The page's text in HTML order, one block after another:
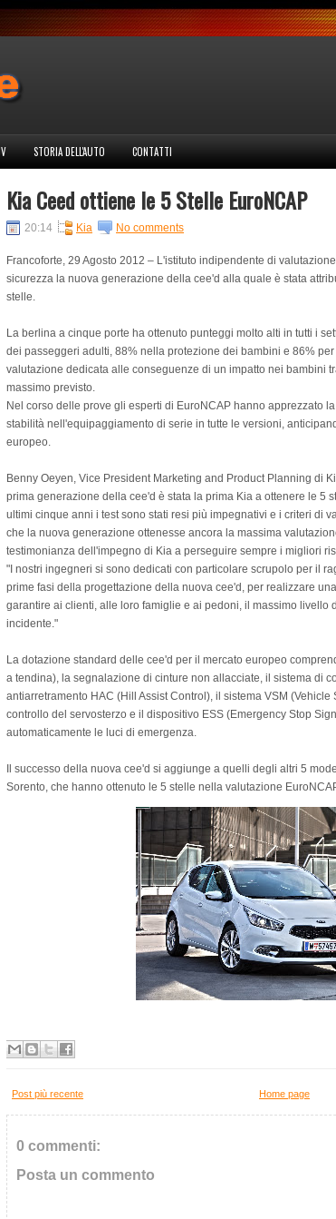
STORIA DELL'AUTO CONTATTI
Kia Ceed ottiene le 5 Stelle EuroNCAP
20:14 Kia No comments
Francoforte, 29 Agosto 2012 – L'istituto indipendente di
sicurezza la nuova generazione della cee'd alla quale è stata
stelle.
La berlina a cinque porte ha ottenuto punteggi molto alti in tutti i
dei passeggeri adulti, 88% nella protezione dei bambini e 86%
valutazione dedicata alle conseguenze di un impatto nei bambini
massimo previsto.
Nel corso delle prove gli esperti di EuroNCAP hanno apprezzato
stabilità nell'equipaggiamento di serie in tutte le versioni,
europeo.
Benny Oeyen, Vice President Marketing and Product Planning di
prima generazione della cee'd è stata la prima Kia a ottenere le 5
ultimi cinque anni i test sono stati resi più impegnativi e i criteri di
che la nuova generazione ottenesse ancora la massima
testimonianza dell'impegno di Kia a perseguire sempre i migliori
"I nostri ingegneri si sono dedicati con particolare scrupolo per il
prime fasi della progettazione della nuova cee'd, per realizzare
garantire ai clienti, alle loro famiglie e ai pedoni, il massimo livello
incidente."
La dotazione standard delle cee'd per il mercato europeo
a tendina), la segnalazione di cinture non allacciate, il sistema di
antiarretramento HAC (Hill Assist Control), il sistema VSM (Vehicle
controllo del servosterzo e il dispositivo ESS (Emergency Stop
automaticamente le luci di emergenza.
Il successo della nuova cee'd si aggiunge a quelli degli altri 5
Sorento, che hanno ottenuto le 5 stelle nella valutazione
Post più recente Home page
0 commenti:
Posta un commento